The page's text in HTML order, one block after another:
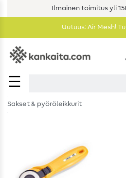
Ilmainen toimitus yli
Uutuus: Air Mesh!
☰
Sakset & pyöröleikkurit